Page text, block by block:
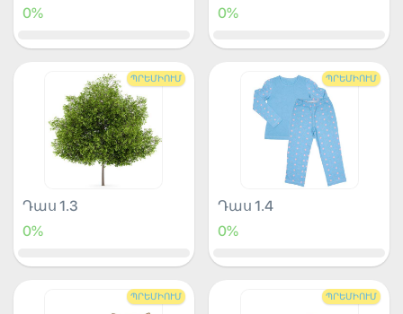
0%
0%
ՊՐԵՄԻՈՒՄ
Դաս 1.3
0%
ՊՐԵՄԻՈՒՄ
Դաս 1.4
0%
ՊՐԵՄԻՈՒՄ ՊՐԵՄԻՈՒՄ